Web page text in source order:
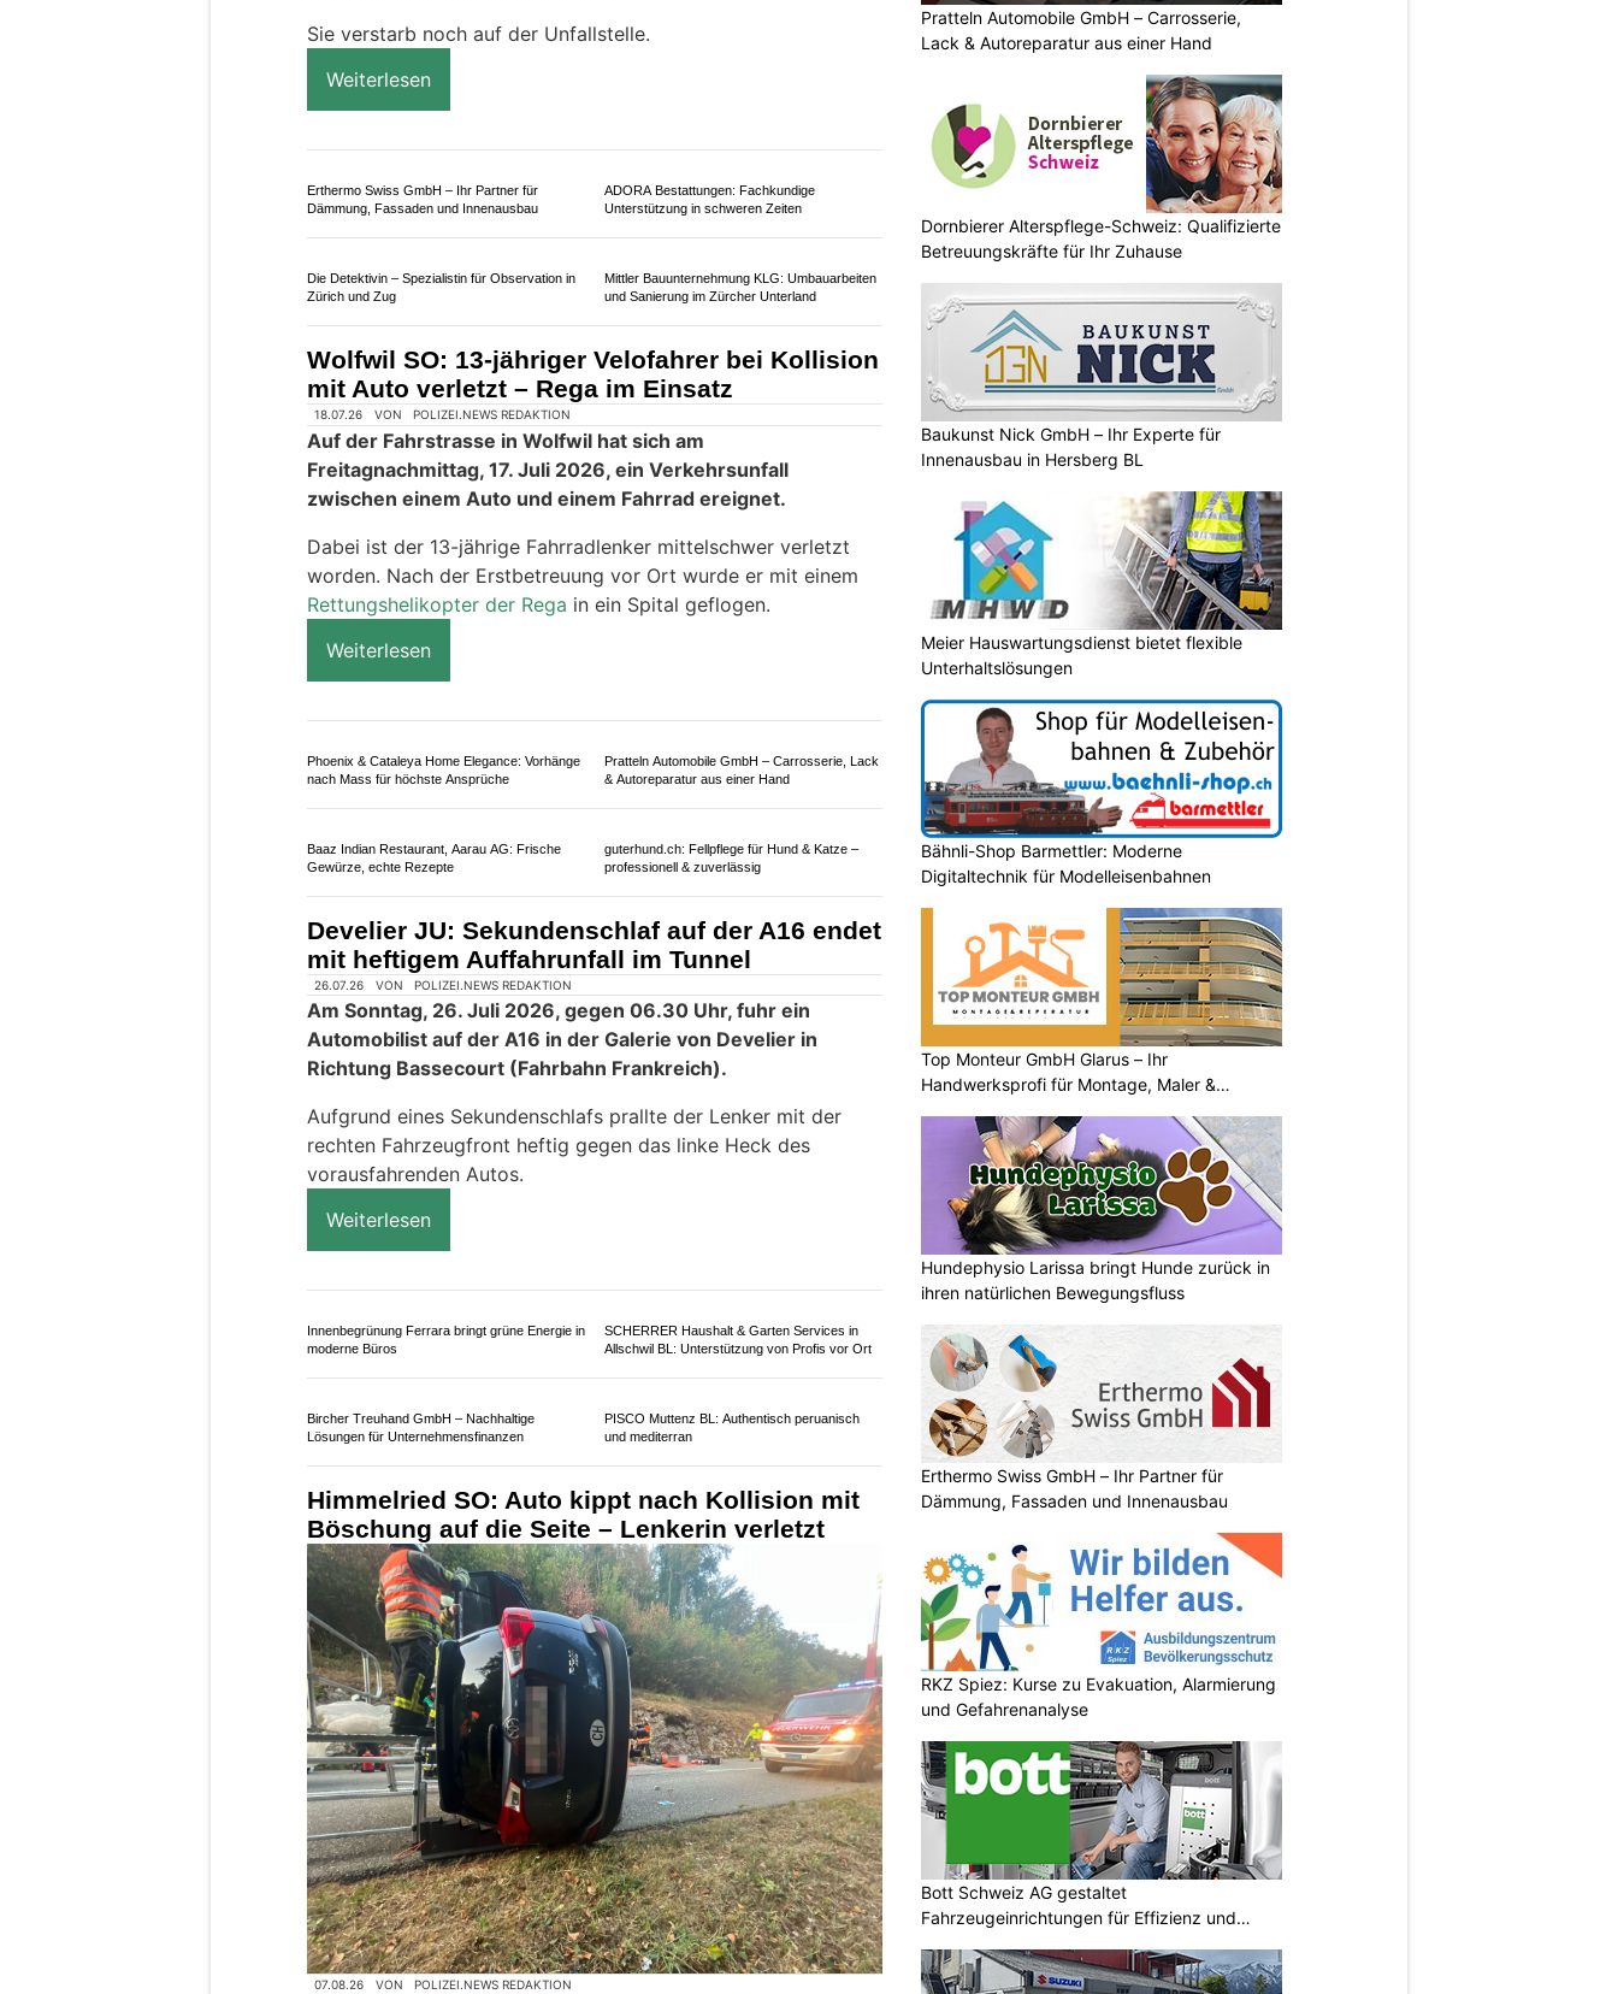
Sie verstarb noch auf der Unfallstelle.
Weiterlesen
Dämmung, Fassaden und Innenausbau
Unterstützung in schweren Zeiten
Die Detektivin – Spezialistin für Observation in
Zürich und Zug
Mittler Bauunternehmung KLG: Umbauarbeiten
und Sanierung im Zürcher Unterland
mit Auto verletzt – Rega im Einsatz
POLIZEI.NEWS REDAKTION
Auf der Fahrstrasse in Wolfwil hat sich am
Freitagnachmittag, 17. Juli 2026, ein Verkehrsunfall
zwischen einem Auto und einem Fahrrad ereignet.
Dabei ist der 13-jährige Fahrradlenker mittelschwer verletzt
worden. Nach der Erstbetreuung vor Ort wurde er mit einem
Rettungshelikopter der Rega
Phoenix & Cataleya Home Elegance: Vorhänge
Pratteln Automobile GmbH – Carrosserie, Lack
Baaz Indian Restaurant, Aarau AG: Frische
Gewürze, echte Rezepte
guterhund.ch: Fellpflege für Hund & Katze –
professionell & zuverlässig
Develier JU: Sekundenschlaf auf der A16 endet
mit heftigem Auffahrunfall im Tunnel
Pratteln Automobile GmbH – Carrosserie,
Lack & Autoreparatur aus einer Hand
Dornbierer Alterspflege-Schweiz: Qualifizierte
Betreuungskräfte für Ihr Zuhause
Baukunst Nick GmbH – Ihr Experte für
Innenausbau in Hersberg BL
Meier Hauswartungsdienst bietet flexible
Unterhaltslösungen
Bähnli-Shop Barmettler: Moderne
Digitaltechnik für Modelleisenbahnen
Top Monteur GmbH Glarus – Ihr
Handwerksprofi für Montage, Maler &
Hundephysio Larissa bringt Hunde zurück in
ihren natürlichen Bewegungsfluss
Erthermo Swiss GmbH – Ihr Partner für
Dämmung, Fassaden und Innenausbau
RKZ Spiez: Kurse zu Evakuation, Alarmierung
und Gefahrenanalyse
Bott Schweiz AG gestaltet
Fahrzeugeinrichtungen für Effizienz und